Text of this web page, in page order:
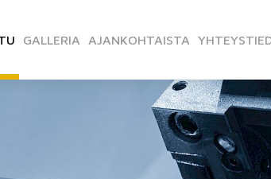
GALLERIA AJANKOHTAISTA